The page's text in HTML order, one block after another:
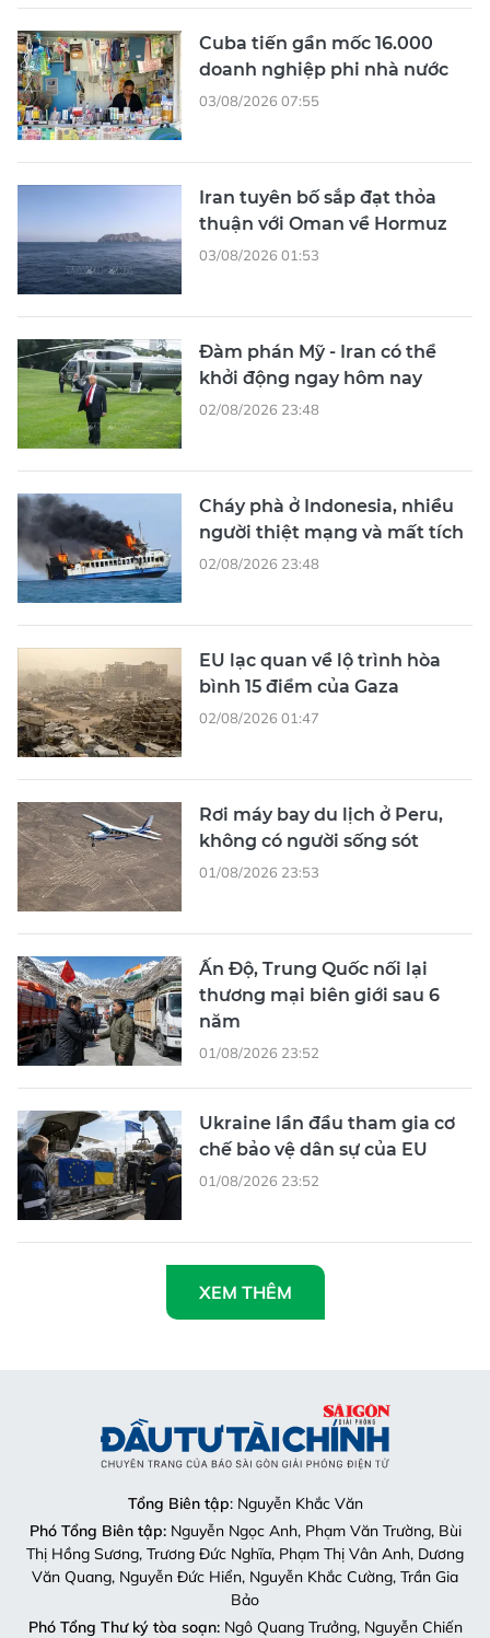
Cuba tiến gần mốc 16.000
doanh nghiệp phi nhà nước
03/08/2026 07:55
Iran tuyên bố sắp đạt thỏa
thuận với Oman về Hormuz
03/08/2026 01:53
Đàm phán Mỹ - Iran có thể
khởi động ngay hôm nay
02/08/2026 23:48
Cháy phà ở Indonesia, nhiều
người thiệt mạng và mất tích
02/08/2026 23:48
EU lạc quan về lộ trình hòa
bình 15 điểm của Gaza
02/08/2026 01:47
Rơi máy bay du lịch ở Peru,
không có người sống sót
01/08/2026 23:53
Ấn Độ, Trung Quốc nối lại
thương mại biên giới sau 6
năm
01/08/2026 23:52
Ukraine lần đầu tham gia cơ
chế bảo vệ dân sự của EU
01/08/2026 23:52
XEM THÊM
Tổng Biên tập: Nguyễn Khắc Văn
Phó Tổng Biên tập:Nguyễn Ngọc Anh, Phạm Văn Trường, Bùi
Thị Hồng Sương, Trương Đức Nghĩa, Phạm Thị Vân Anh, Dương
Văn Quang, Nguyễn Đức Hiển, Nguyễn Khắc Cường, Trần Gia
Bảo
Phó Tổng Thư ký tòa soạn:Ngô Quang Trưởng, Nguyễn Chiến